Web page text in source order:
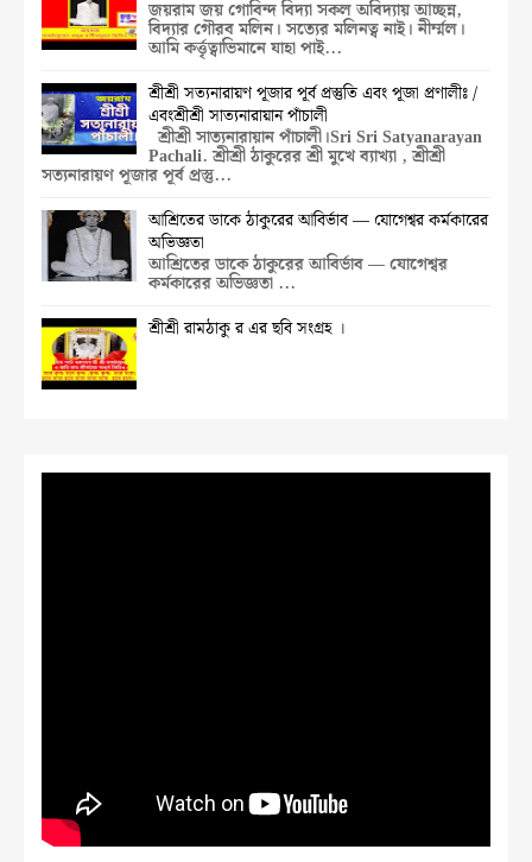
জয়রাম জয় গোবিন্দ বিদ্যা সকল অবিদ্যায় আচ্ছন্ন,
বিদ্যার গৌরব মলিন। সত্যের মলিনত্ব নাই। নীর্ম্মল।
আমি কর্ত্তৃত্বাভিমানে যাহা পাই...
শ্রীশ্রী সত্যনারায়ণ পূজার পূর্ব প্রস্তুতি এবং পূজা প্রণালীঃ /
এবংশ্রীশ্রী সাত্যনারায়ান পাঁচালী
শ্রীশ্রী সাত্যনারায়ান পাঁচালী।Sri Sri Satyanarayan
Pachali. শ্রীশ্রী ঠাকুরের শ্রী মুখে ব্যাখ্যা , শ্রীশ্রী
সত্যনারায়ণ পূজার পূর্ব প্রস্তু...
আশ্রিতের ডাকে ঠাকুরের আবির্ভাব — যোগেশ্বর কর্মকারের
অভিজ্ঞতা
আশ্রিতের ডাকে ঠাকুরের আবির্ভাব — যোগেশ্বর
কর্মকারের অভিজ্ঞতা ...
শ্রীশ্রী রামঠাকু র এর ছবি সংগ্রহ ।